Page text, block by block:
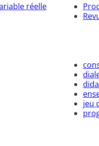
réelle
jeu